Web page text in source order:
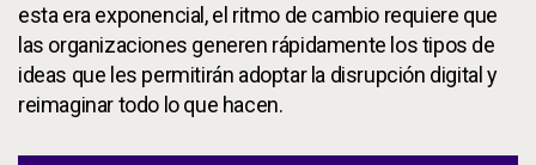
esta era exponencial, el ritmo de cambio requiere que
las organizaciones generen rápidamente los tipos de
ideas que les permitirán adoptar la disrupción digital y
reimaginar todo lo que hacen.